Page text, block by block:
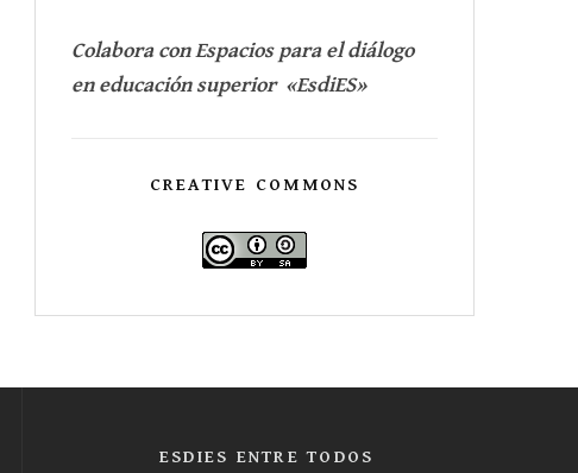
Colabora con Espacios para el diálogo
en educación superior «EsdiES»
CREATIVE COMMONS
ESDIES ENTRE TODOS